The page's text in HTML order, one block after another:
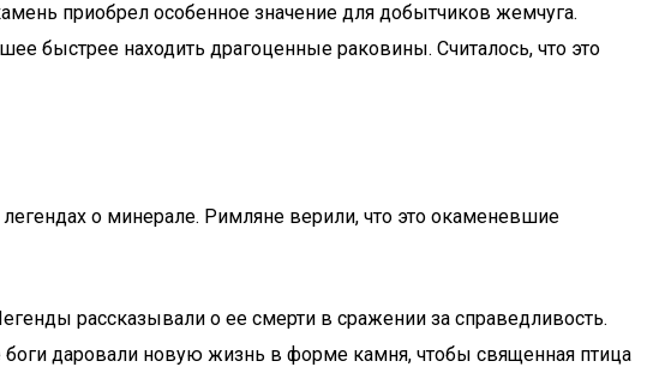
приобрел особенное значение для добытчиков жемчуга.
быстрее находить драгоценные раковины. Считалось, что это
о минерале. Римляне верили, что это окаменевшие
рассказывали о ее смерти в сражении за справедливость.
даровали новую жизнь в форме камня, чтобы священная птица